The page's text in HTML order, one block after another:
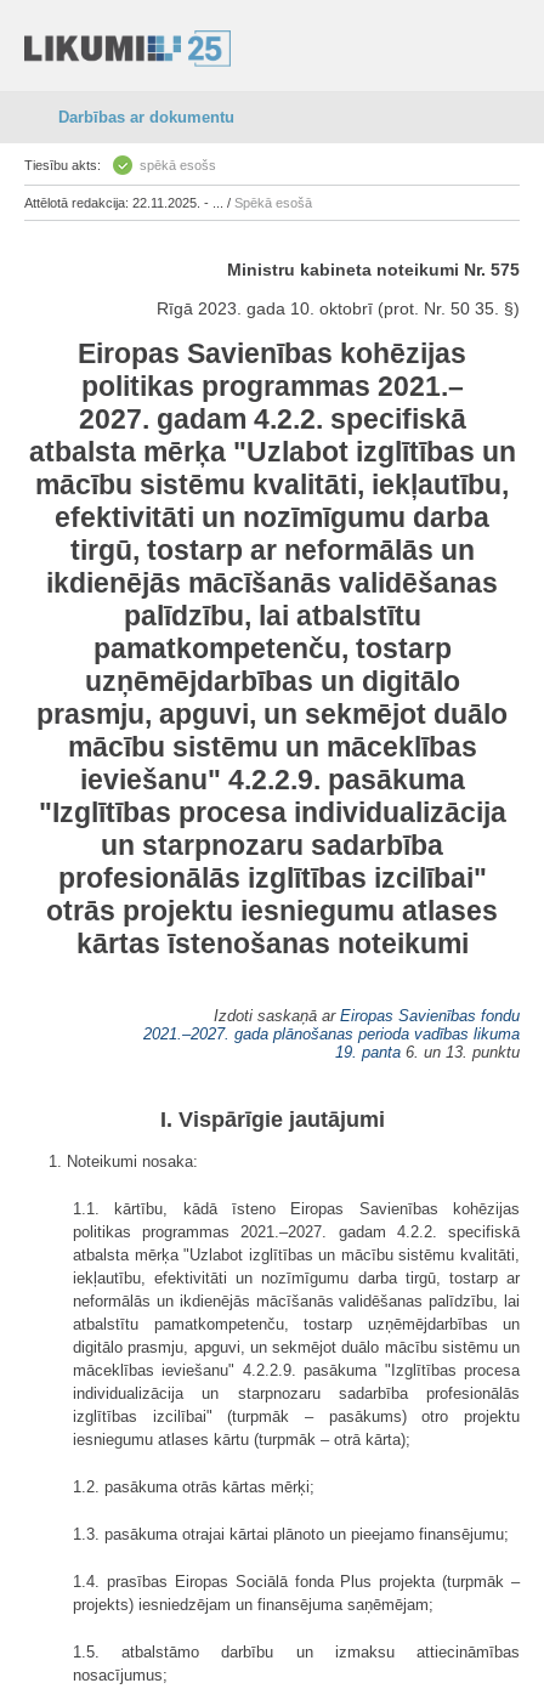
Darbības ar dokumentu
Tiesību akts: spēkā esošs
Attēlotā redakcija: 22.11.2025. - ... / Spēkā esošā
Ministru kabineta noteikumi Nr. 575
Rīgā 2023. gada 10. oktobrī (prot. Nr. 50 35. §)
Eiropas Savienības kohēzijas
politikas programmas 2021.–
2027. gadam 4.2.2. specifiskā
atbalsta mērķa "Uzlabot izglītības un
mācību sistēmu kvalitāti, iekļautību,
efektivitāti un nozīmīgumu darba
tirgū, tostarp ar neformālās un
ikdienējās mācīšanās validēšanas
palīdzību, lai atbalstītu
pamatkompetenču, tostarp
uzņēmējdarbības un digitālo
prasmju, apguvi, un sekmējot duālo
mācību sistēmu un māceklības
ieviešanu" 4.2.2.9. pasākuma
"Izglītības procesa individualizācija
un starpnozaru sadarbība
profesionālās izglītības izcilībai"
otrās projektu iesniegumu atlases
kārtas īstenošanas noteikumi
Izdoti saskaņā ar Eiropas Savienības fondu
2021.–2027. gada plānošanas perioda vadības likuma
19. panta 6. un 13. punktu
I. Vispārīgie jautājumi
1. Noteikumi nosaka:
1.1. kārtību, kādā īsteno Eiropas Savienības kohēzijas
politikas programmas 2021.–2027. gadam 4.2.2. specifiskā
atbalsta mērķa "Uzlabot izglītības un mācību sistēmu kvalitāti,
iekļautību, efektivitāti un nozīmīgumu darba tirgū, tostarp ar
neformālās un ikdienējās mācīšanās validēšanas palīdzību, lai
atbalstītu pamatkompetenču, tostarp uzņēmējdarbības un
digitālo prasmju, apguvi, un sekmējot duālo mācību sistēmu un
māceklības ieviešanu" 4.2.2.9. pasākuma "Izglītības procesa
individualizācija un starpnozaru sadarbība profesionālās
izglītības izcilībai" (turpmāk – pasākums) otro projektu
iesniegumu atlases kārtu (turpmāk – otrā kārta);
1.2. pasākuma otrās kārtas mērķi;
1.3. pasākuma otrajai kārtai plānoto un pieejamo finansējumu;
1.4. prasības Eiropas Sociālā fonda Plus projekta (turpmāk –
projekts) iesniedzējam un finansējuma saņēmējam;
1.5. atbalstāmo darbību un izmaksu attiecināmības
nosacījumus;